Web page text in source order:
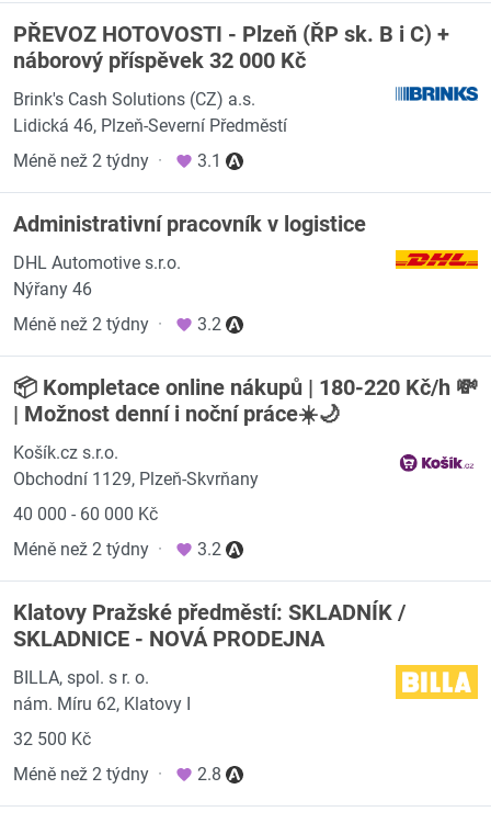
PŘEVOZ HOTOVOSTI - Plzeň (ŘP sk. B i C) +
náborový příspěvek 32 000 Kč
Brink's Cash Solutions (CZ) a.s.
Lidická 46, Plzeň-Severní Předměstí
Méně než 2 týdny · 3.1
Administrativní pracovník v logistice
DHL Automotive s.r.o.
Nýřany 46
Méně než 2 týdny · 3.2
📦 Kompletace online nákupů | 180-220 Kč/h 💸
| Možnost denní i noční práce☀️🌙
Košík.cz s.r.o.
Obchodní 1129, Plzeň-Skvrňany
40 000 - 60 000 Kč
Méně než 2 týdny · 3.2
Klatovy Pražské předměstí: SKLADNÍK /
SKLADNICE - NOVÁ PRODEJNA
BILLA, spol. s r. o.
nám. Míru 62, Klatovy I
32 500 Kč
Méně než 2 týdny · 2.8